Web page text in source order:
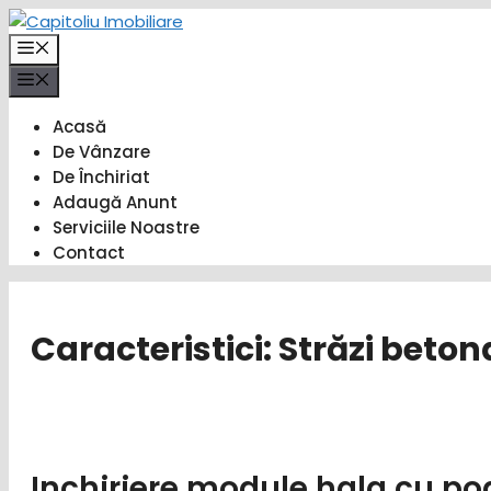
Sari
la
conținut
Acasă
De Vânzare
De Închiriat
Adaugă Anunt
Serviciile Noastre
Contact
Caracteristici:Străzi